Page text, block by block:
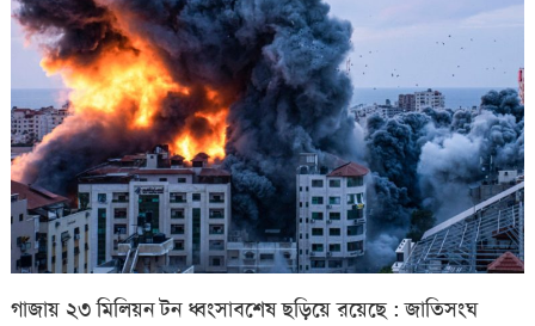
গাজায় ২৩ মিলিয়ন টন ধ্বংসাবশেষ ছড়িয়ে রয়েছে : জাতিসংঘ